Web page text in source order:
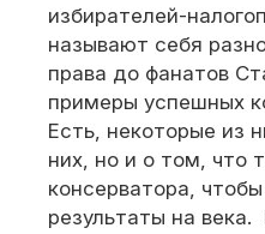
избирателей-
называют себя
права до фанатов
примеры успешных
Есть, некоторые из
них, но и о том, что
консерватора,
результаты на века.